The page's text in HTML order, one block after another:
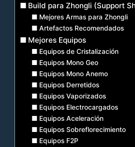
Build para Zhongli (Support
Mejores Armas para Zhongli
Artefactos Recomendados
Mejores Equipos
Equipos de Cristalización
Equipos Mono Geo
Equipos Mono Anemo
Equipos Derretidos
Equipos Vaporizados
Equipos Electrocargados
Equipos Aceleración
Equipos Sobreflorecimiento
Equipos F2P